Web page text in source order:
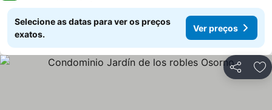
Selecione as datas para ver os preços
exatos.
Ver preços
Partilhar